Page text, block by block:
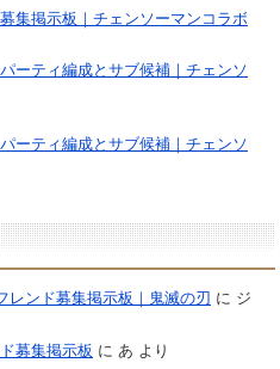
集掲示板｜チェンソーマンコラボ
ーティ編成とサブ候補｜チェンソ
ーティ編成とサブ候補｜チェンソ
レンド募集掲示板｜鬼滅の刃 に ジ
募集掲示板 に あ より